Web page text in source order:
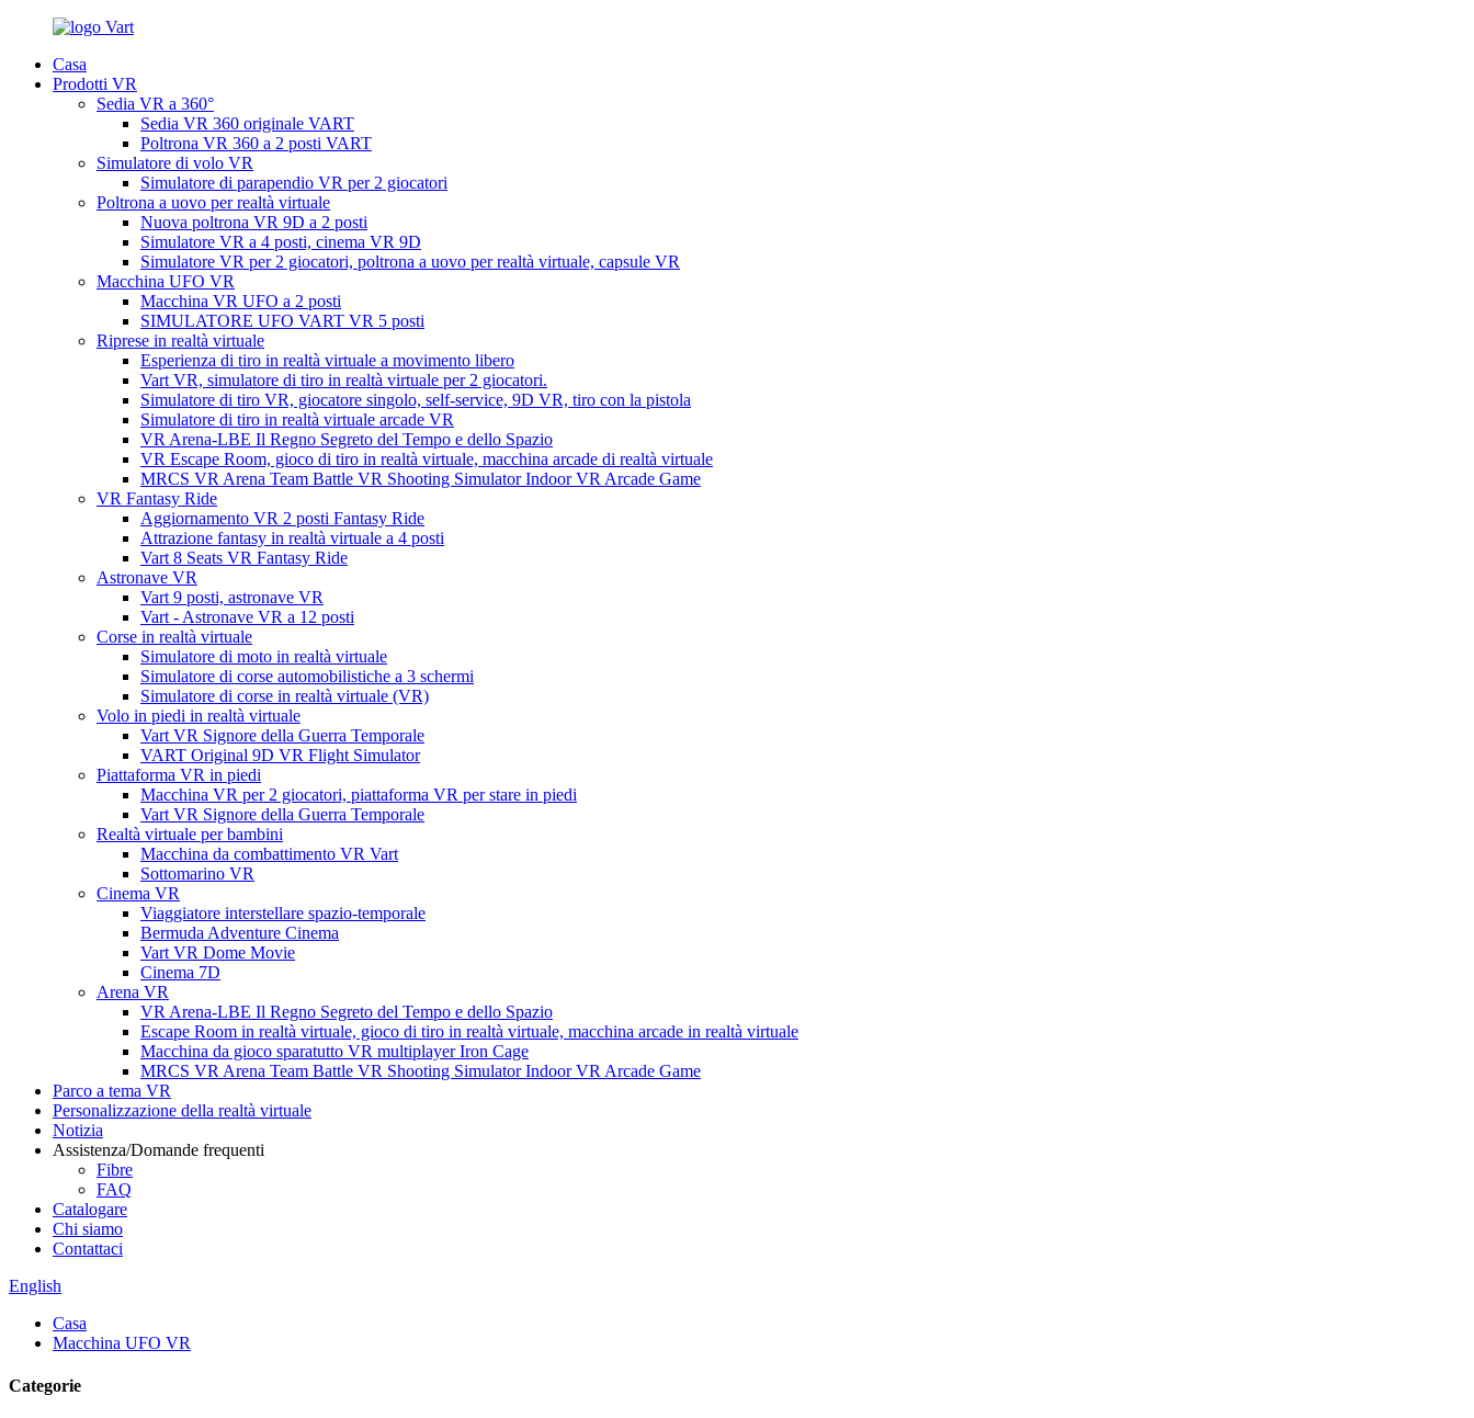
Casa
Prodotti VR
Sedia VR a 360°
Sedia VR 360 originale VART
Poltrona VR 360 a 2 posti VART
Simulatore di volo VR
Simulatore di parapendio VR per 2 giocatori
Poltrona a uovo per realtà virtuale
Nuova poltrona VR 9D a 2 posti
Simulatore VR a 4 posti, cinema VR 9D
Simulatore VR per 2 giocatori, poltrona a uovo per realtà virtuale, capsule VR
Macchina UFO VR
Macchina VR UFO a 2 posti
SIMULATORE UFO VART VR 5 posti
Riprese in realtà virtuale
Esperienza di tiro in realtà virtuale a movimento libero
Vart VR, simulatore di tiro in realtà virtuale per 2 giocatori.
Simulatore di tiro VR, giocatore singolo, self-service, 9D VR, tiro con la pistola
Simulatore di tiro in realtà virtuale arcade VR
VR Arena-LBE Il Regno Segreto del Tempo e dello Spazio
VR Escape Room, gioco di tiro in realtà virtuale, macchina arcade di realtà virtuale
MRCS VR Arena Team Battle VR Shooting Simulator Indoor VR Arcade Game
VR Fantasy Ride
Aggiornamento VR 2 posti Fantasy Ride
Attrazione fantasy in realtà virtuale a 4 posti
Vart 8 Seats VR Fantasy Ride
Astronave VR
Vart 9 posti, astronave VR
Vart - Astronave VR a 12 posti
Corse in realtà virtuale
Simulatore di moto in realtà virtuale
Simulatore di corse automobilistiche a 3 schermi
Simulatore di corse in realtà virtuale (VR)
Volo in piedi in realtà virtuale
Vart VR Signore della Guerra Temporale
VART Original 9D VR Flight Simulator
Piattaforma VR in piedi
Macchina VR per 2 giocatori, piattaforma VR per stare in piedi
Vart VR Signore della Guerra Temporale
Realtà virtuale per bambini
Macchina da combattimento VR Vart
Sottomarino VR
Cinema VR
Viaggiatore interstellare spazio-temporale
Bermuda Adventure Cinema
Vart VR Dome Movie
Cinema 7D
Arena VR
VR Arena-LBE Il Regno Segreto del Tempo e dello Spazio
Escape Room in realtà virtuale, gioco di tiro in realtà virtuale, macchina arcade in realtà virtuale
Macchina da gioco sparatutto VR multiplayer Iron Cage
MRCS VR Arena Team Battle VR Shooting Simulator Indoor VR Arcade Game
Parco a tema VR
Personalizzazione della realtà virtuale
Notizia
Assistenza/Domande frequenti
Fibre
FAQ
Catalogare
Chi siamo
Contattaci
English
Casa
Macchina UFO VR
Categorie